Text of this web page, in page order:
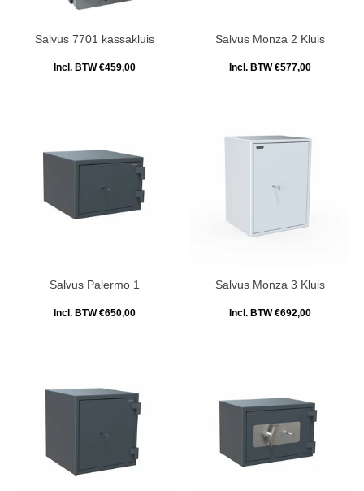
Salvus 7701 kassakluis
Incl. BTW €459,00
Salvus Monza 2 Kluis
Incl. BTW €577,00
Salvus Palermo 1
Incl. BTW €650,00
Salvus Monza 3 Kluis
Incl. BTW €692,00